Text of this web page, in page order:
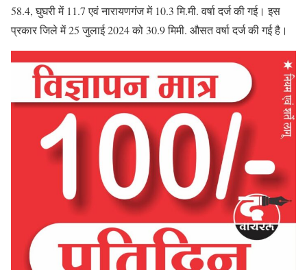
58.4, घुघरी में 11.7 एवं नारायणगंज में 10.3 मि.मी. वर्षा दर्ज की गई। इस
प्रकार जिले में 25 जुलाई 2024 को 30.9 मिमी. औसत वर्षा दर्ज की गई है।